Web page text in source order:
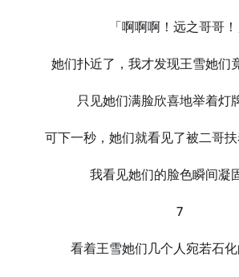
「啊啊啊！远之哥哥！
她们扑近了，我才发现王雪她们
只见她们满脸欣喜地举着灯
可下一秒，她们就看见了被二哥扶
我看见她们的脸色瞬间凝
7
看着王雪她们几个人宛若石化